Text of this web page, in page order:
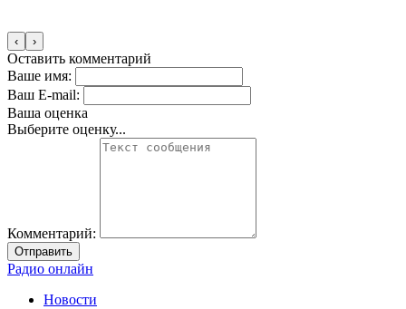
‹ ›
Оставить комментарий
Ваше имя:
Ваш E-mail:
Ваша оценка
Выберите оценку...
Комментарий:
Отправить
Радио онлайн
Новости